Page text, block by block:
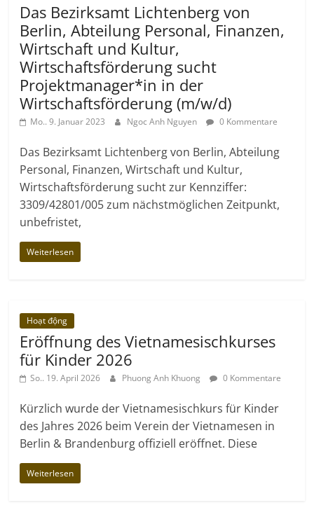
Das Bezirksamt Lichtenberg von
Berlin, Abteilung Personal, Finanzen,
Wirtschaft und Kultur,
Wirtschaftsförderung sucht
Projektmanager*in in der
Wirtschaftsförderung (m/w/d)
Mo.. 9. Januar 2023 Ngoc Anh Nguyen 0 Kommentare
Das Bezirksamt Lichtenberg von Berlin, Abteilung
Personal, Finanzen, Wirtschaft und Kultur,
Wirtschaftsförderung sucht zur Kennziffer:
3309/42801/005 zum nächstmöglichen Zeitpunkt,
unbefristet,
Weiterlesen
Hoạt động
Eröffnung des Vietnamesischkurses
für Kinder 2026
So.. 19. April 2026 Phuong Anh Khuong 0 Kommentare
Kürzlich wurde der Vietnamesischkurs für Kinder
des Jahres 2026 beim Verein der Vietnamesen in
Berlin & Brandenburg offiziell eröffnet. Diese
Weiterlesen